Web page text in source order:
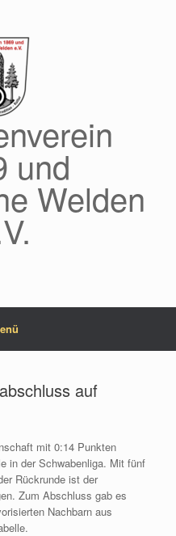
und
Welden
auf
mit 0:14 Punkten
in der Schwabenliga. Mit fünf
Rückrunde ist der
Zum Abschluss gab es
Nachbarn aus